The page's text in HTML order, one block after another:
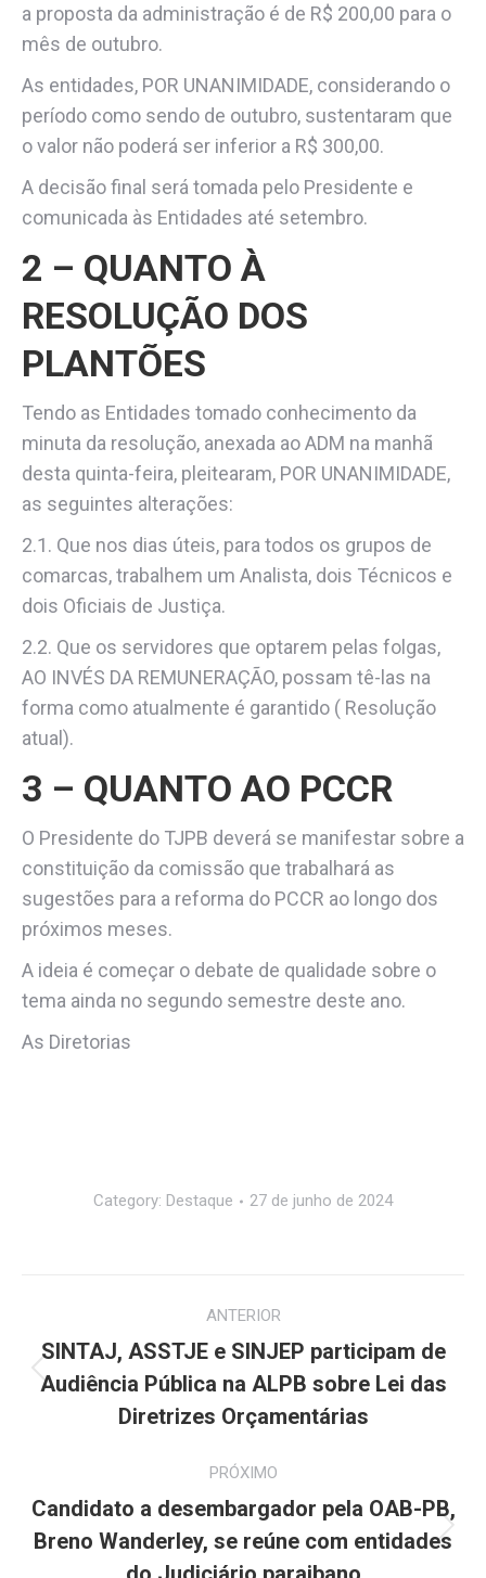
a proposta da administração é de R$ 200,00 para o
mês de outubro.
As entidades, POR UNANIMIDADE, considerando o
período como sendo de outubro, sustentaram que
o valor não poderá ser inferior a R$ 300,00.
A decisão final será tomada pelo Presidente e
comunicada às Entidades até setembro.
2 – QUANTO À
RESOLUÇÃO DOS
PLANTÕES
Tendo as Entidades tomado conhecimento da
minuta da resolução, anexada ao ADM na manhã
desta quinta-feira, pleitearam, POR UNANIMIDADE,
as seguintes alterações:
2.1. Que nos dias úteis, para todos os grupos de
comarcas, trabalhem um Analista, dois Técnicos e
dois Oficiais de Justiça.
2.2. Que os servidores que optarem pelas folgas,
AO INVÉS DA REMUNERAÇÃO, possam tê-las na
forma como atualmente é garantido ( Resolução
atual).
3 – QUANTO AO PCCR
O Presidente do TJPB deverá se manifestar sobre a
constituição da comissão que trabalhará as
sugestões para a reforma do PCCR ao longo dos
próximos meses.
A ideia é começar o debate de qualidade sobre o
tema ainda no segundo semestre deste ano.
As Diretorias
Category: Destaque 27 de junho de 2024
de
post:
ANTERIOR
Post
anterior:
SINTAJ, ASSTJE e SINJEP participam de
Audiência Pública na ALPB sobre Lei das
Diretrizes Orçamentárias
PRÓXIMO
Próximo
post:
Candidato a desembargador pela OAB-PB,
Breno Wanderley, se reúne com entidades